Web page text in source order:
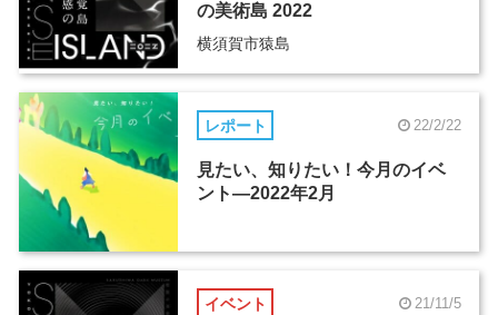
の美術島 2022
横須賀市猿島
レポート 22/2/22
見たい、知りたい！今月のイベ
ント―2022年2月
イベント 21/11/5